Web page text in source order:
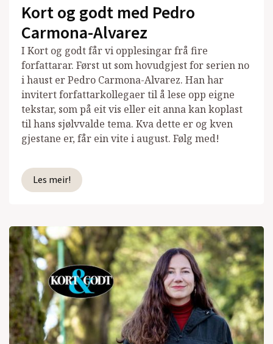
Kort og godt med Pedro
Carmona-Alvarez
I Kort og godt får vi opplesingar frå fire
forfattarar. Først ut som hovudgjest for serien no
i haust er Pedro Carmona-Alvarez. Han har
invitert forfattarkollegaer til å lese opp eigne
tekstar, som på eit vis eller eit anna kan koplast
til hans sjølvvalde tema. Kva dette er og kven
gjestane er, får ein vite i august. Følg med!
Les meir!